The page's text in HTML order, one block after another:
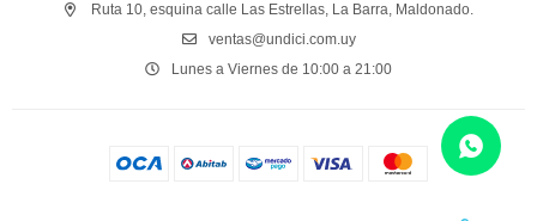
Ruta 10, esquina calle Las Estrellas, La Barra, Maldonado.
ventas@undici.com.uy
Lunes a Viernes de 10:00 a 21:00